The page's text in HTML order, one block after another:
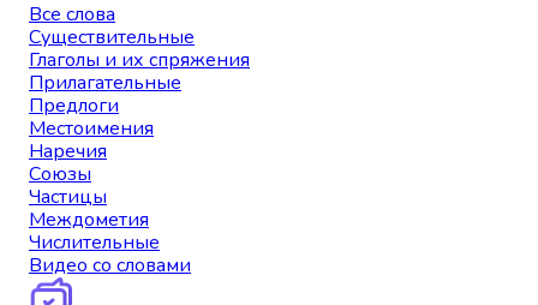
Все слова
Существительные
Глаголы и их спряжения
Прилагательные
Предлоги
Местоимения
Наречия
Союзы
Частицы
Междометия
Числительные
Видео со словами